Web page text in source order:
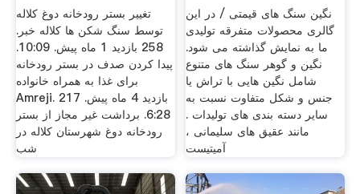
تغییر بستر رودخانه دوغ کلاله
توسط سنگ شکن ها کلاله خبر.
258 بازدید 1 ماه پیش. 10:09.
پیدا کردن صدف در بستر رودخانه
برای غذا به همراه خانواده
Amreji. 217 بازدید 4 ماه پیش.
6:28. برداشت غیر مجاز از بستر
رودخانه دوغ شهرستان کلاله در
شب
نگین سنگ های قیمتی / در این
گالری محصولات متفرقه تولیدی
ما به نمایش گذاشته می شود.
نگین و گوهر سنگ های متنوع
شامل نگین هایی با تراش یا
جنس و شکل متفاوت نسبت به
سایر دسته بندی های تولیدات .
مانند عقیق های سلیمانی ،
آمیتیست